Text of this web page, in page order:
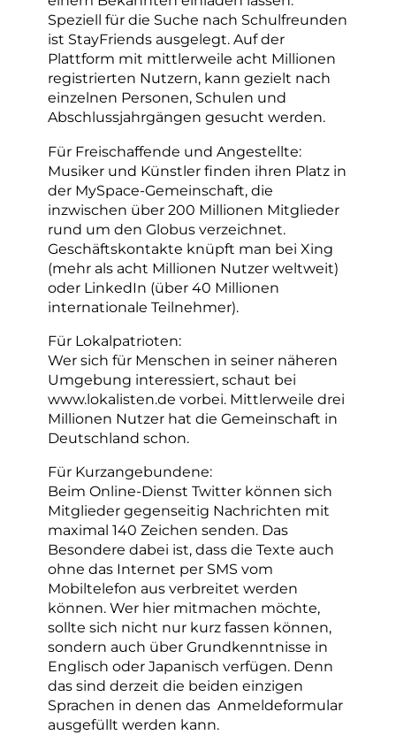
Speziell für die Suche nach Schulfreunden
ist StayFriends ausgelegt. Auf der
Plattform mit mittlerweile acht Millionen
registrierten Nutzern, kann gezielt nach
einzelnen Personen, Schulen und
Abschlussjahrgängen gesucht werden.
Für Freischaffende und Angestellte:
Musiker und Künstler finden ihren Platz in
der MySpace-Gemeinschaft, die
inzwischen über 200 Millionen Mitglieder
rund um den Globus verzeichnet.
Geschäftskontakte knüpft man bei Xing
(mehr als acht Millionen Nutzer weltweit)
oder LinkedIn (über 40 Millionen
internationale Teilnehmer).
Für Lokalpatrioten:
Wer sich für Menschen in seiner näheren
Umgebung interessiert, schaut bei
www.lokalisten.de vorbei. Mittlerweile drei
Millionen Nutzer hat die Gemeinschaft in
Deutschland schon.
Für Kurzangebundene:
Beim Online-Dienst Twitter können sich
Mitglieder gegenseitig Nachrichten mit
maximal 140 Zeichen senden. Das
Besondere dabei ist, dass die Texte auch
ohne das Internet per SMS vom
Mobiltelefon aus verbreitet werden
können. Wer hier mitmachen möchte,
sollte sich nicht nur kurz fassen können,
sondern auch über Grundkenntnisse in
Englisch oder Japanisch verfügen. Denn
das sind derzeit die beiden einzigen
Sprachen in denen das Anmeldeformular
ausgefüllt werden kann.